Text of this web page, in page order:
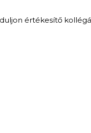
értékesítő